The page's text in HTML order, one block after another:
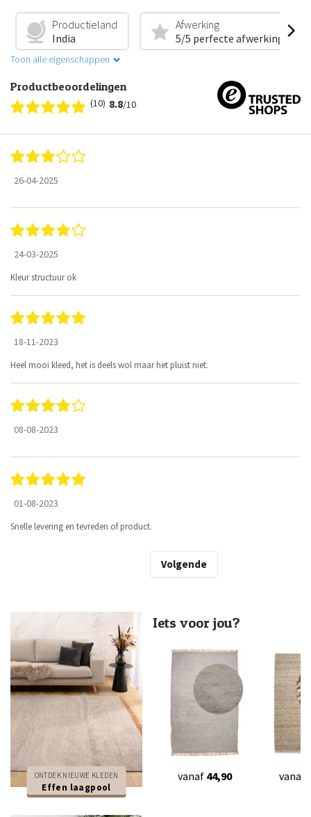
Productieland
India
Afwerking
5/5 perfecte afwerking
Toon alle eigenschappen
Productbeoordelingen
(10) 8.8/10
26-04-2025
24-03-2025
Kleur structuur ok
18-11-2023
Heel mooi kleed, het is deels wol maar het pluist niet.
08-08-2023
01-08-2023
Snelle levering en tevreden of product.
Volgende
ONTDEK NIEUWE KLEDEN
Effen laagpool
Iets voor jou?
vanaf 44,90 vanaf